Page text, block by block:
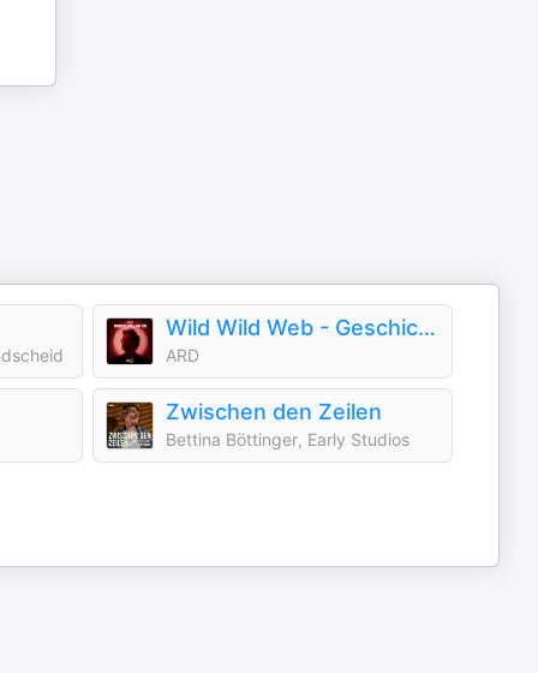
Wild Wild Web - Geschichten aus dem Internet
ARD
Zwischen den Zeilen
Bettina Böttinger, Early Studios